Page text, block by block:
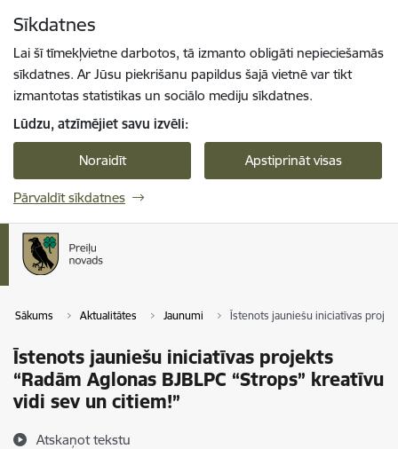
Sīkdatnes
Lai šī tīmekļvietne darbotos, tā izmanto obligāti nepieciešamās
sīkdatnes. Ar Jūsu piekrišanu papildus šajā vietnē var tikt
izmantotas statistikas un sociālo mediju sīkdatnes.
Lūdzu, atzīmējiet savu izvēli:
Noraidīt Apstiprināt visas
Pārvaldīt sīkdatnes
Sākums Aktualitātes Jaunumi Īstenots jauniešu iniciatīvas
Īstenots jauniešu iniciatīvas projekts
“Radām Aglonas BJBLPC “Strops” kreatīvu
vidi sev un citiem!”
Atskaņot tekstu